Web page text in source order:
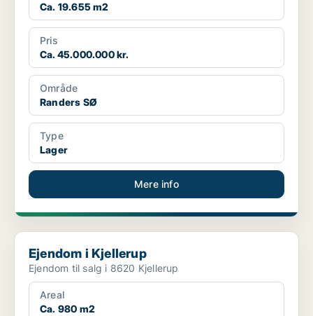
Ca. 19.655 m2
Pris
Ca. 45.000.000 kr.
Område
Randers SØ
Type
Lager
Mere info
Ejendom i Kjellerup
Ejendom i Kjellerup
Ejendom til salg i 8620 Kjellerup
Areal
Ca. 980 m2